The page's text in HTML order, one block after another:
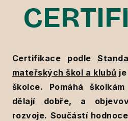
Certifikace podle
mateřských škol a klubů
školce. Pomáhá
dělají dobře, a
rozvoje. Součástí